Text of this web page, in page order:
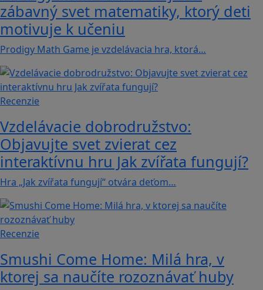
zábavný svet matematiky, ktorý deti
motivuje k učeniu
Prodigy Math Game je vzdelávacia hra, ktorá…
Recenzie
Vzdelávacie dobrodružstvo:
Objavujte svet zvierat cez
interaktívnu hru Jak zvířata fungují?
Hra „Jak zvířata fungují“ otvára deťom…
Recenzie
Smushi Come Home: Milá hra, v
ktorej sa naučíte rozoznávať huby